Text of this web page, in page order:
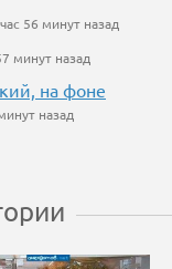
56 минут назад
минут назад
на фоне
назад